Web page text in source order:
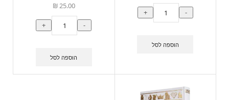
-
+
הוספה לסל
₪25.00
-
+
הוספה לסל